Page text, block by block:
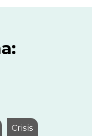
Crisis